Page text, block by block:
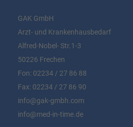
GAK GmbH
Arzt- und Krankenhausbedarf
Alfred-Nobel- Str.1-3
50226 Frechen
Fon: 02234 / 27 86 88
Fax: 02234 / 27 86 90
info@gak-gmbh.com
info@med-in-time.de